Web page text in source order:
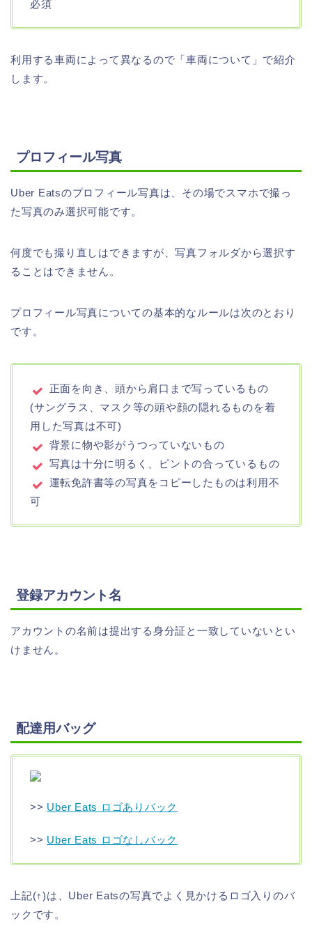
必須
利用する車両によって異なるので「車両について」で紹介
します。
プロフィール写真
Uber Eatsのプロフィール写真は、その場でスマホで撮っ
た写真のみ選択可能です。
何度でも撮り直しはできますが、写真フォルダから選択す
ることはできません。
プロフィール写真についての基本的なルールは次のとおり
です。
正面を向き、頭から肩口まで写っているもの
(サングラス、マスク等の頭や顔の隠れるものを着
用した写真は不可)
背景に物や影がうつっていないもの
写真は十分に明るく、ピントの合っているもの
運転免許書等の写真をコピーしたものは利用不
可
登録アカウント名
アカウントの名前は提出する身分証と一致していないとい
けません。
配達用バッグ
>> Uber Eats ロゴありバック
>> Uber Eats ロゴなしバック
上記(↑)は、Uber Eatsの写真でよく見かけるロゴ入りのバ
ックです。